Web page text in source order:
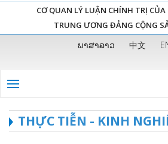
CƠ QUAN LÝ LUẬN CHÍNH TRỊ
TRUNG ƯƠNG ĐẢNG CỘNG
ພາສາລາວ 中文
THỰC TIỄN - KINH